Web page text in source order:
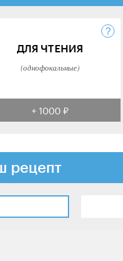
ДЛЯ ЧТЕНИЯ
(однофокальные)
+ 1000 ₽
рецепт